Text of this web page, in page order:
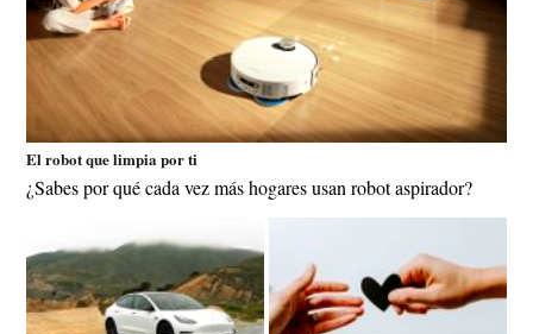
El robot que limpia por ti
¿Sabes por qué cada vez más hogares usan robot aspirador?